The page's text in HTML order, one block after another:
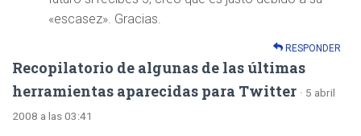
«escasez». Gracias.
RESPONDER
Recopilatorio de algunas de las últimas
herramientas aparecidas para Twitter · 5 abril
2008 a las 03:41